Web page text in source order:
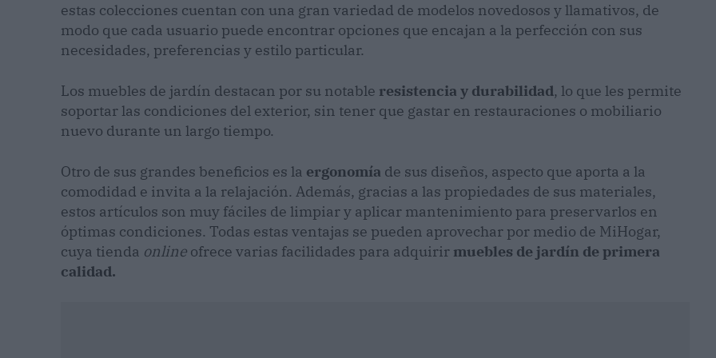
estas colecciones cuentan con una gran variedad de modelos novedosos y llamativos, de
modo que cada usuario puede encontrar opciones que encajan a la perfección con sus
necesidades, preferencias y estilo particular.
Los muebles de jardín destacan por su notable resistencia y durabilidad, lo que les permite
soportar las condiciones del exterior, sin tener que gastar en restauraciones o mobiliario
nuevo durante un largo tiempo.
Otro de sus grandes beneficios es la ergonomía de sus diseños, aspecto que aporta a la
comodidad e invita a la relajación. Además, gracias a las propiedades de sus materiales,
estos artículos son muy fáciles de limpiar y aplicar mantenimiento para preservarlos en
óptimas condiciones. Todas estas ventajas se pueden aprovechar por medio de MiHogar,
cuya tienda online ofrece varias facilidades para adquirir muebles de jardín de primera
calidad.